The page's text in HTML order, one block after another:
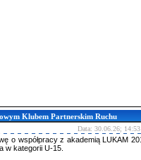
Klubem Partnerskim Ruchu
Data: 30.06.26;
o współpracy z akademią LUKAM
w kategorii U-15.